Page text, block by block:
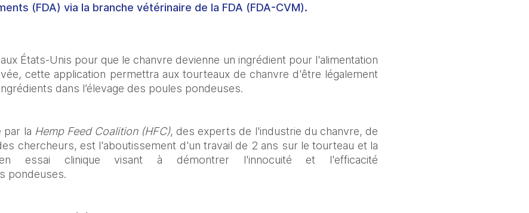
(FDA) via la branche vétérinaire de la FDA (FDA-CVM).
États-Unis pour que le chanvre devienne un ingrédient pour l'alimentation
cette application permettra aux tourteaux de chanvre d'être légalement
dans l’élevage des poules pondeuses.
par la Hemp Feed Coalition (HFC), des experts de l'industrie du chanvre, de
chercheurs, est l'aboutissement d'un travail de 2 ans sur le tourteau et la
essai clinique visant à démontrer l'innocuité et l'efficacité
pondeuses.